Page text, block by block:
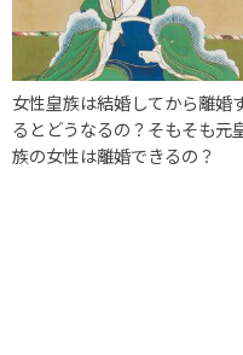
女性皇族は結婚してから離婚
るとどうなるの？そもそも元
族の女性は離婚できるの？